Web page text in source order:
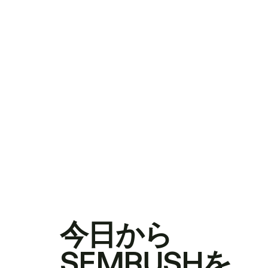
今日から